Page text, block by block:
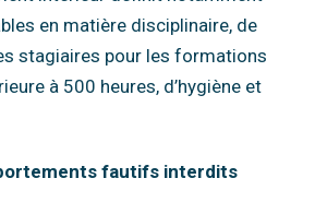
en matière disciplinaire, de
stagiaires pour les formations
à 500 heures, d’hygiène et
fautifs interdits